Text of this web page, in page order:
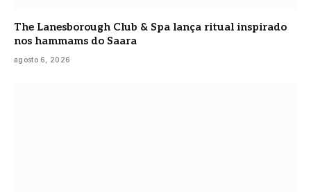
The Lanesborough Club & Spa lança ritual inspirado
nos hammams do Saara
agosto 6, 2026